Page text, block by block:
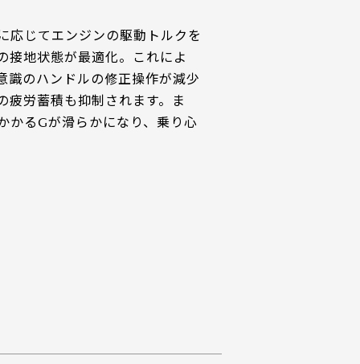
応じてエンジンの駆動トルクを
接地状態が最適化。これによ
識のハンドルの修正操作が減少
疲労蓄積も抑制されます。ま
かるGが滑らかになり、乗り心